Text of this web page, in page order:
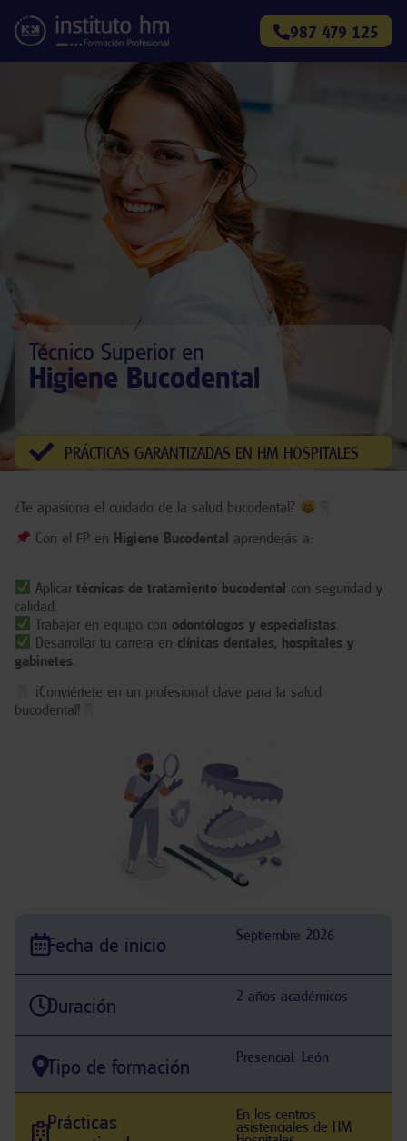
987 479 125
Técnico Superior en
Higiene Bucodental
PRÁCTICAS GARANTIZADAS EN HM HOSPITALES
¿Te apasiona el cuidado de la salud bucodental?
Con el FP en Higiene Bucodental aprenderás a:
Aplicartécnicas de tratamiento bucodental con seguridad y
calidad.
Trabajar en equipo con odontólogos y especialistas
Desarrollar tu carrera en clínicas dentales, hospitales y
gabinetes
¡Conviértete en un profesional clave para la salud
bucodental!
Fecha de inicio Septiembre 2026
Duración 2 años académicos
Tipo de formación Presencial: León
Prácticas
En los centros
asistenciales de HM